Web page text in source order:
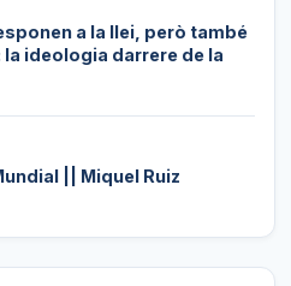
a la llei, però també
ideologia darrere de la
|| Miquel Ruiz